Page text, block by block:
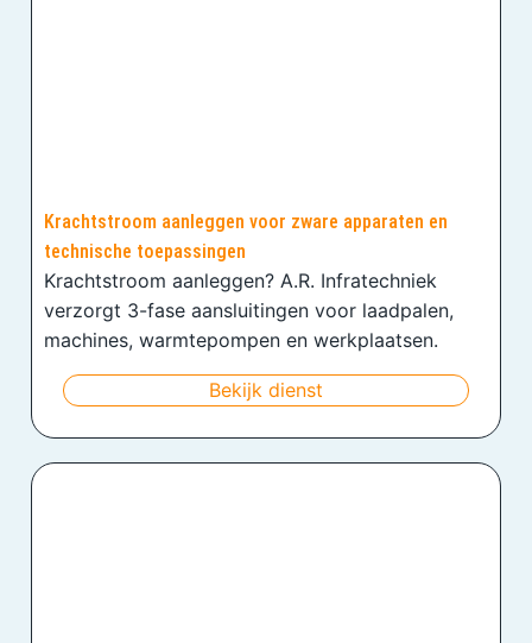
Krachtstroom aanleggen voor zware apparaten en
technische toepassingen
Krachtstroom aanleggen? A.R. Infratechniek
verzorgt 3-fase aansluitingen voor laadpalen,
machines, warmtepompen en werkplaatsen.
Bekijk dienst